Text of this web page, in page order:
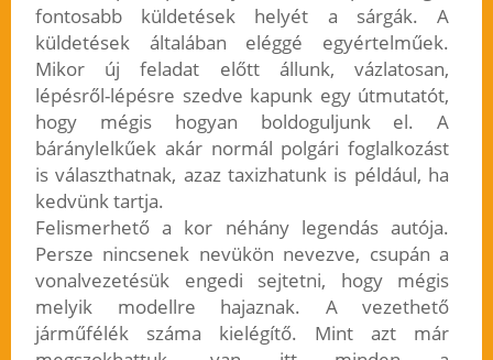
fontosabb küldetések helyét a sárgák. A
küldetések általában eléggé egyértelműek.
Mikor új feladat előtt állunk, vázlatosan,
lépésről-lépésre szedve kapunk egy útmutatót,
hogy mégis hogyan boldoguljunk el. A
báránylelkűek akár normál polgári foglalkozást
is választhatnak, azaz taxizhatunk is például, ha
kedvünk tartja.
Felismerhető a kor néhány legendás autója.
Persze nincsenek nevükön nevezve, csupán a
vonalvezetésük engedi sejtetni, hogy mégis
melyik modellre hajaznak. A vezethető
járműfélék száma kielégítő. Mint azt már